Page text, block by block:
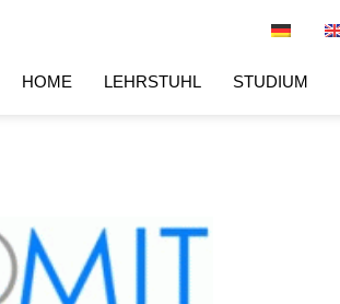
HOME LEHRSTUHL STUDIUM